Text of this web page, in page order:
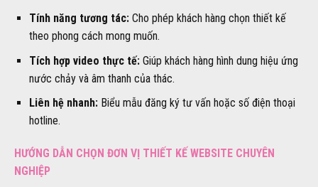
Tính năng tương tác:Cho phép khách hàng chọn thiết kế
theo phong cách mong muốn.
Tích hợp video thực tế:Giúp khách hàng hình dung hiệu ứng
nước chảy và âm thanh của thác.
Liên hệ nhanh:Biểu mẫu đăng ký tư vấn hoặc số điện thoại
hotline.
HƯỚNG DẪN CHỌN ĐƠN VỊ THIẾT KẾ WEBSITE CHUYÊN
NGHIỆP